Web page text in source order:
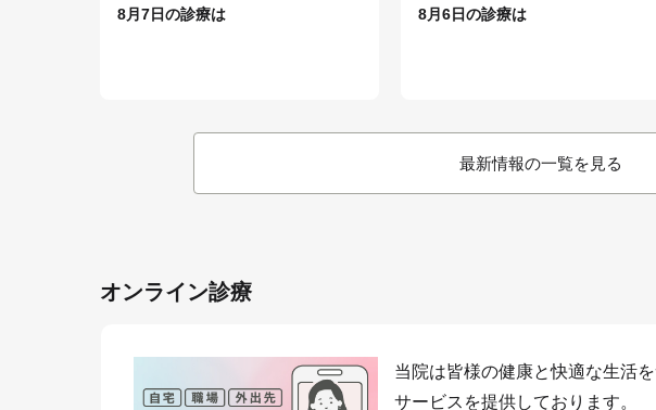
8月7日の診療は
8月6日の診療は
最新情報の一覧を見る
オンライン診療
当院は皆様の健康と快適な生活
サービスを提供しております。